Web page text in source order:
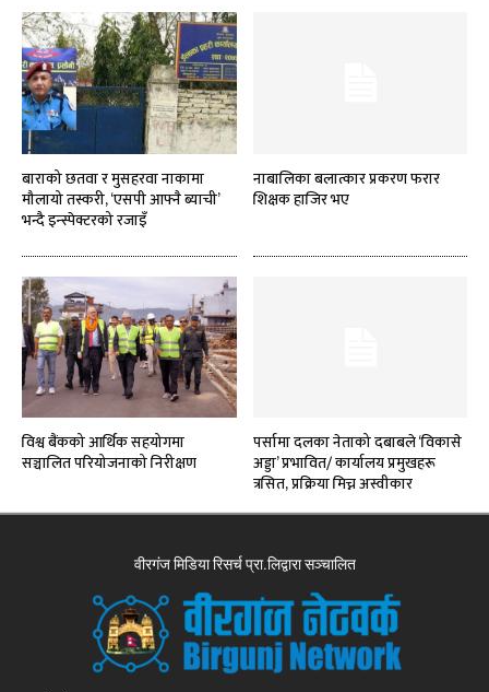
बाराको छतवा र मुसहरवा नाकामा
मौलायो तस्करी, ‘एसपी आफ्नै ब्याची’
भन्दै इन्स्पेक्टरको रजाइँ
नाबालिका बलात्कार प्रकरण फरार
शिक्षक हाजिर भए
विश्व बैंकको आर्थिक सहयोगमा
सञ्चालित परियोजनाको निरीक्षण
पर्सामा दलका नेताको दबाबले ‘विकासे
अड्डा’ प्रभावित/ कार्यालय प्रमुखहरू
त्रसित, प्रक्रिया मिच्न अस्वीकार
वीरगंज मिडिया रिसर्च प्रा.लिद्वारा सञ्चालित